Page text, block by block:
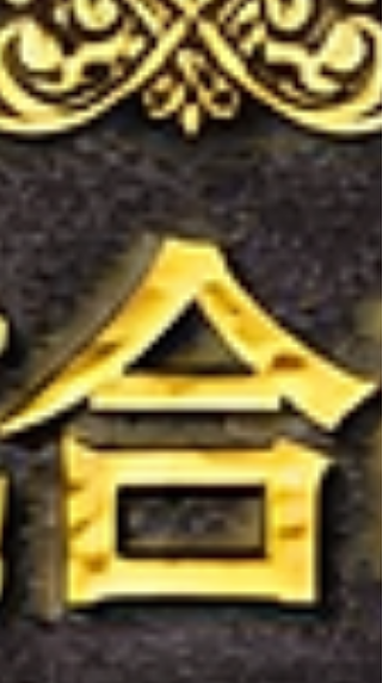
（POD GYM） 1R 0:31 TKO ◆第14試合
MMAバンタム級Aクラス3分2R 〇能村 久遠
（Kings） ✕SHA-MAN（オウプネス札幌）
1R 0:39 TKO ◆第13試合 MMAウェルター
クラス3分2R 〇雨貝 一生（POD GYM） ✕
川 智弥（eleven） 2R 1:29 TKO ◆第12試合
KICKフェザー級Aクラス3分2R 〇渡邉 健太
（大誠館） ✕空珠磨（オウプネス札幌） 1R
1:22 TKO ◆第11試合 MMAライト級Aクラ
3分2R ✕鍬 辰朋（eleven） 〇高橋 斐吹（パ
ラエストラ札幌） 2R 2:10 リアネイキドチ
ーク ◆第10試合 MMAフライ級Aクラス3分
2R 〇喜井 元哉（フリー